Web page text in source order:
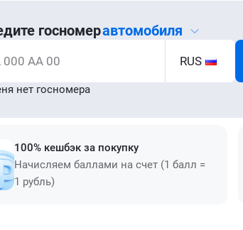
госномеравтомобиля
000 АА 00 RUS
нет госномера
100% кешбэк за покупку
Начисляем баллами на счет (1 балл =
1 рубль)